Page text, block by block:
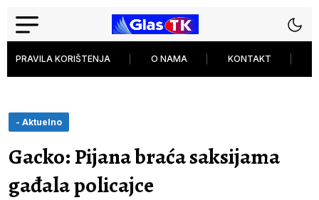
PRAVILA KORIŠTENJA O NAMA KONTAKT
- Aktuelno
Gacko: Pijana braća saksijama
gađala policajce